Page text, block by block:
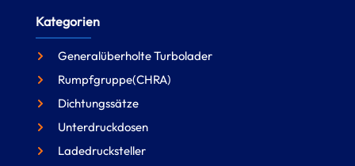
Kategorien
Generalüberholte Turbolader
Rumpfgruppe(CHRA)
Dichtungssätze
Unterdruckdosen
Ladedrucksteller